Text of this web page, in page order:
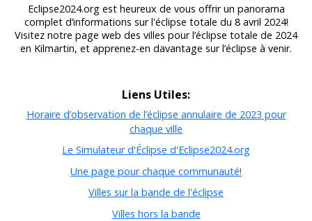
Eclipse2024.org est heureux de vous offrir un panorama
complet d’informations sur l'éclipse totale du 8 avril 2024!
Visitez notre page web des villes pour l’éclipse totale de 2024
en Kilmartin, et apprenez-en davantage sur l’éclipse à venir.
Liens Utiles:
Horaire d’observation de l’éclipse annulaire de 2023 pour
chaque ville
Le Simulateur d'Éclipse d'Eclipse2024.org
Une page pour chaque communauté!
Villes sur la bande de l'éclipse
Villes hors la bande